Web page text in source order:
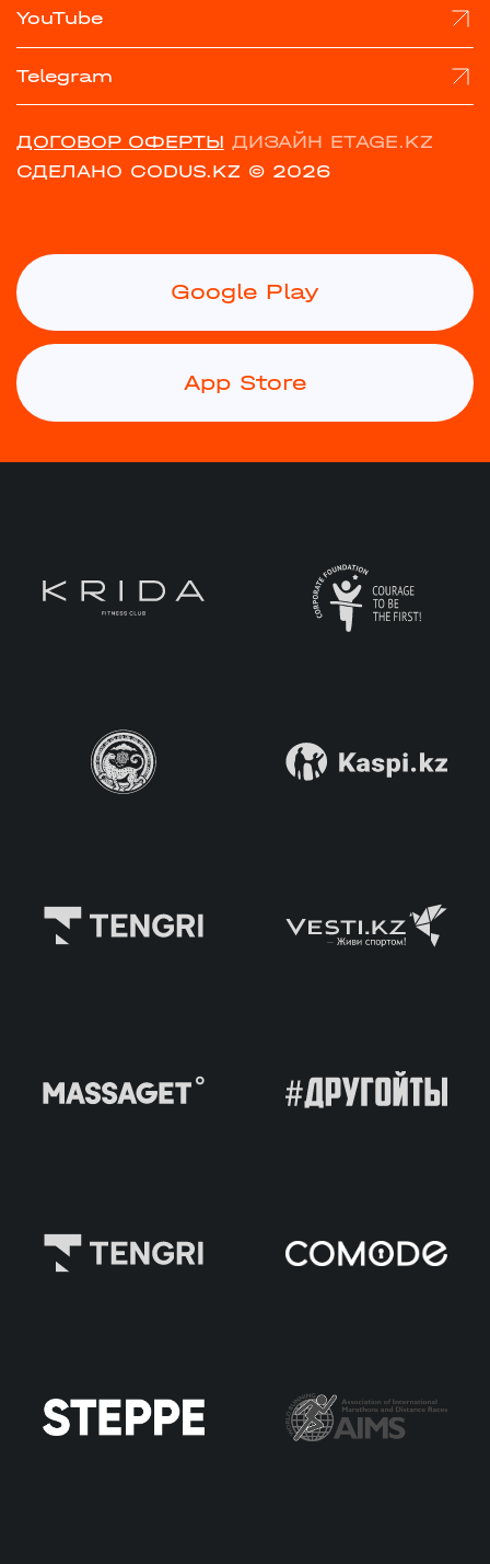
YouTube
Telegram
ДОГОВОР ОФЕРТЫ ДИЗАЙН ETAGE.KZ
СДЕЛАНО CODUS.KZ © 2026
Google Play
App Store